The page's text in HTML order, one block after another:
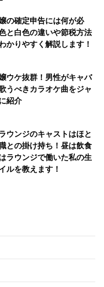
の確定申告には何が必
と白色の違いや節税方法
かりやすく解説します！
ウケ抜群！男性がキャバ
うべきカラオケ曲をジャ
紹介
ウンジのキャストはほと
との掛け持ち！昼は飲食
ラウンジで働いた私の生
ルを教えます！